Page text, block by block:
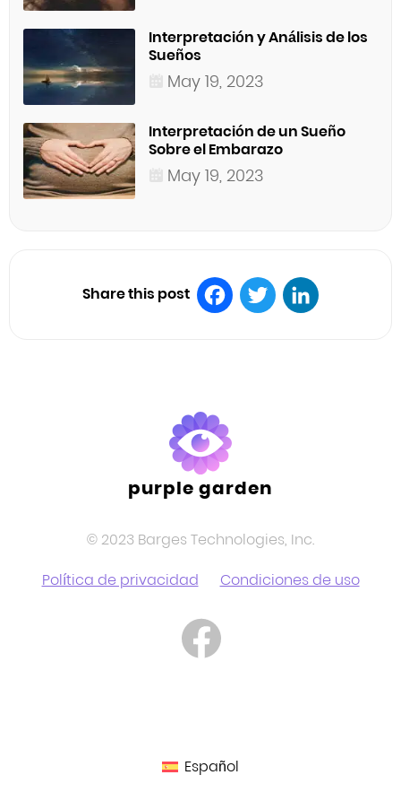
Interpretación y Análisis de los
Sueños
May 19, 2023
Interpretación de un Sueño
Sobre el Embarazo
May 19, 2023
Share this post
purple garden
© 2023 Barges Technologies, Inc.
Política de privacidad
Condiciones de uso
Español